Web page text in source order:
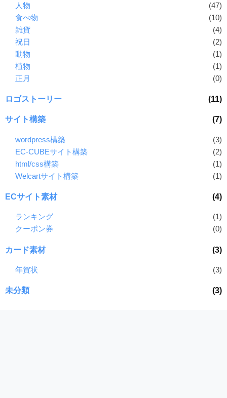
人物
(47)
食べ物
(10)
雑貨
(4)
祝日
(2)
動物
(1)
植物
(1)
正月
(0)
ロゴストーリー (11)
サイト構築 (7)
wordpress構築
(3)
EC-CUBEサイト構築
(2)
html/css構築
(1)
Welcartサイト構築
(1)
ECサイト素材 (4)
ランキング
(1)
クーポン券
(0)
カード素材 (3)
年賀状 (3)
未分類 (3)